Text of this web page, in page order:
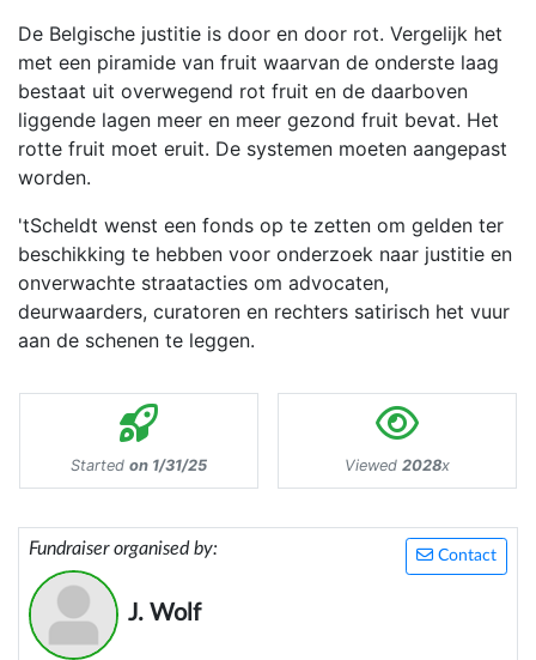
De Belgische justitie is door en door rot. Vergelijk het
met een piramide van fruit waarvan de onderste laag
bestaat uit overwegend rot fruit en de daarboven
liggende lagen meer en meer gezond fruit bevat. Het
rotte fruit moet eruit. De systemen moeten aangepast
worden.
'tScheldt wenst een fonds op te zetten om gelden ter
beschikking te hebben voor onderzoek naar justitie en
onverwachte straatacties om advocaten,
deurwaarders, curatoren en rechters satirisch het vuur
aan de schenen te leggen.
Started on 1/31/25 Viewed 2028x
Contact
Fundraiser organised by:
J. Wolf